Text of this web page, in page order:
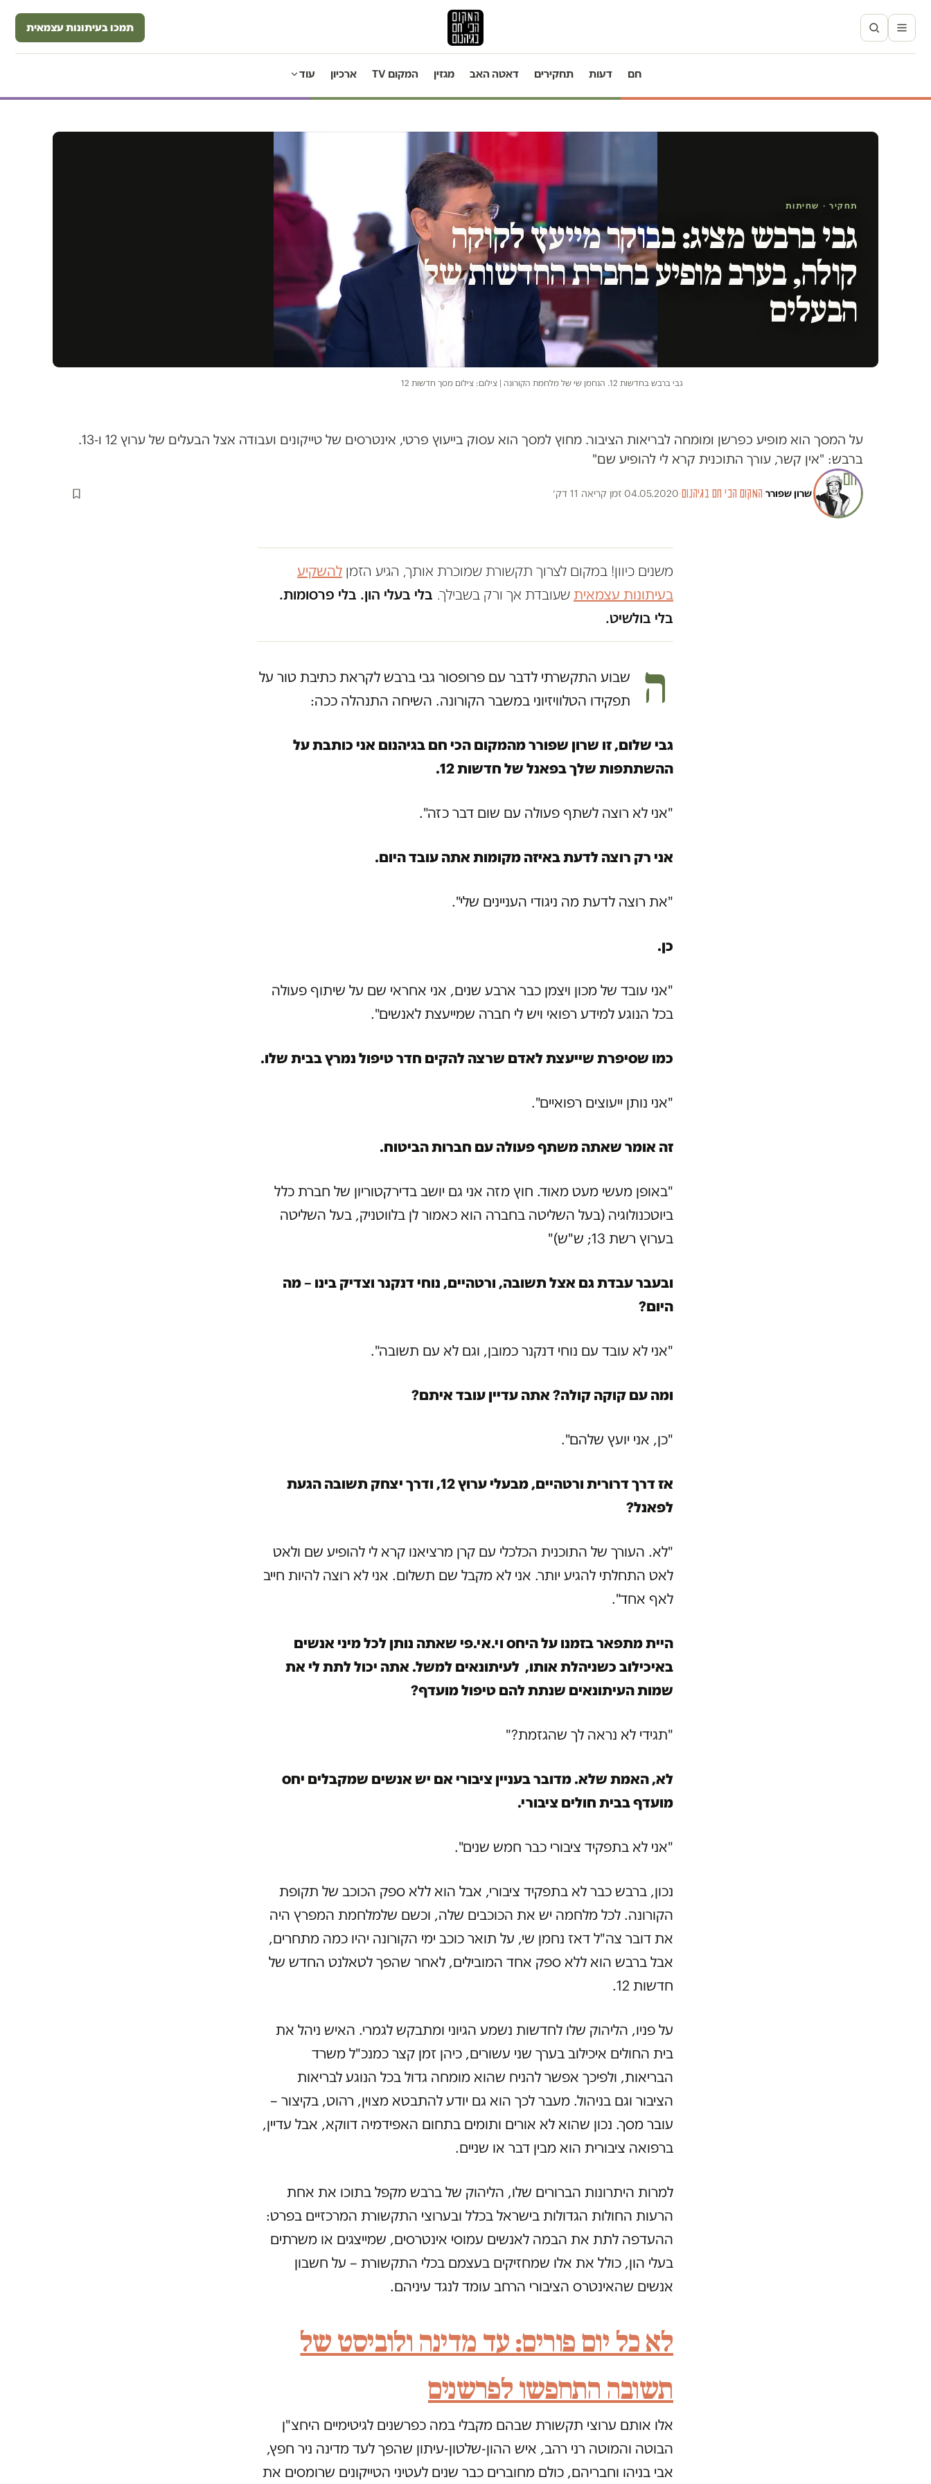
תמכו בעיתונות עצמאית
חם דעות תחקירים דאטה האב מגזין המקום TV ארכיון עוד
תחקיר · שחיתות
גבי ברבש מציג: בבוקר מייעץ לקוקה
קולה, בערב מופיע בחברת החדשות של
הבעלים
גבי ברבש בחדשות 12. הנחמן שי של מלחמת הקורונה | צילום: צילום מסך חדשות 12
על המסך הוא מופיע כפרשן ומומחה לבריאות הציבור. מחוץ למסך הוא עסוק בייעוץ פרטי, אינטרסים של טייקונים ועבודה אצל הבעלים של ערוץ 12 ו-13.
ברבש: "אין קשר, עורך התוכנית קרא לי להופיע שם"
שרון שפורר·המקום הכי חם בגיהנום·
04.05.2020
·זמן קריאה 11 דק׳
משנים כיוון! במקום לצרוך תקשורת שמוכרת אותך, הגיע הזמן להשקיע
בעיתונות עצמאית שעובדת אך ורק בשבילך. בלי בעלי הון. בלי פרסומות.
בלי בולשיט.
ה
שבוע התקשרתי לדבר עם פרופסור גבי ברבש לקראת כתיבת טור על
תפקידו הטלוויזיוני במשבר הקורונה. השיחה התנהלה ככה:
גבי שלום, זו שרון שפורר מהמקום הכי חם בגיהנום אני כותבת על
ההשתתפות שלך בפאנל של חדשות 12.
"אני לא רוצה לשתף פעולה עם שום דבר כזה".
אני רק רוצה לדעת באיזה מקומות אתה עובד היום.
"את רוצה לדעת מה ניגודי העניינים שלי".
כן.
"אני עובד של מכון ויצמן כבר ארבע שנים, אני אחראי שם על שיתוף פעולה
בכל הנוגע למידע רפואי ויש לי חברה שמייעצת לאנשים".
כמו שסיפרת שייעצת לאדם שרצה להקים חדר טיפול נמרץ בבית שלו.
"אני נותן ייעוצים רפואיים".
זה אומר שאתה משתף פעולה עם חברות הביטוח.
"באופן מעשי מעט מאוד. חוץ מזה אני גם יושב בדירקטוריון של חברת כלל
ביוטכנולוגיה (בעל השליטה בחברה הוא כאמור לן בלווטניק, בעל השליטה
בערוץ רשת 13; ש"ש)"
ובעבר עבדת גם אצל תשובה, ורטהיים, נוחי דנקנר וצדיק בינו – מה
היום?
"אני לא עובד עם נוחי דנקנר כמובן, וגם לא עם תשובה".
ומה עם קוקה קולה? אתה עדיין עובד איתם?
"כן, אני יועץ שלהם".
אז דרך דרורית ורטהיים, מבעלי ערוץ 12, ודרך יצחק תשובה הגעת
לפאנל?
"לא. העורך של התוכנית הכלכלי עם קרן מרציאנו קרא לי להופיע שם ולאט
לאט התחלתי להגיע יותר. אני לא מקבל שם תשלום. אני לא רוצה להיות חייב
לאף אחד".
היית מתפאר בזמנו על היחס וי.אי.פי שאתה נותן לכל מיני אנשים
באיכילוב כשניהלת אותו, לעיתונאים למשל. אתה יכול לתת לי את
שמות העיתונאים שנתת להם טיפול מועדף?
"תגידי לא נראה לך שהגזמת?"
לא, האמת שלא. מדובר בעניין ציבורי אם יש אנשים שמקבלים יחס
מועדף בבית חולים ציבורי.
"אני לא בתפקיד ציבורי כבר חמש שנים".
נכון, ברבש כבר לא בתפקיד ציבורי, אבל הוא ללא ספק הכוכב של תקופת
הקורונה. לכל מלחמה יש את הכוכבים שלה, וכשם שלמלחמת המפרץ היה
את דובר צה"ל דאז נחמן שי, על תואר כוכב ימי הקורונה יהיו כמה מתחרים,
אבל ברבש הוא ללא ספק אחד המובילים, לאחר שהפך לטאלנט החדש של
חדשות 12.
על פניו, הליהוק שלו לחדשות נשמע הגיוני ומתבקש לגמרי. האיש ניהל את
בית החולים איכילוב בערך שני עשורים, כיהן זמן קצר כמנכ"ל משרד
הבריאות, ולפיכך אפשר להניח שהוא מומחה גדול בכל הנוגע לבריאות
הציבור וגם בניהול. מעבר לכך הוא גם יודע להתבטא מצוין, רהוט, בקיצור –
עובר מסך. נכון שהוא לא אורים ותומים בתחום האפידמיה דווקא, אבל עדיין,
ברפואה ציבורית הוא מבין דבר או שניים.
למרות היתרונות הברורים שלו, הליהוק של ברבש מקפל בתוכו את אחת
הרעות החולות הגדולות בישראל בכלל ובערוצי התקשורת המרכזיים בפרט:
ההעדפה לתת את הבמה לאנשים עמוסי אינטרסים, שמייצגים או משרתים
בעלי הון, כולל את אלו שמחזיקים בעצמם בכלי התקשורת – על חשבון
אנשים שהאינטרס הציבורי הרחב עומד לנגד עיניהם.
לא כל יום פורים: עד מדינה ולוביסט של
תשובה התחפשו לפרשנים
אלו אותם ערוצי תקשורת שבהם מקבלי במה כפרשנים לגיטימיים היחצ"ן
הבוטה והמוטה רני רהב, איש ההון-שלטון-עיתון שהפך לעד מדינה ניר חפץ,
אבי בניהו וחבריהם, כולם מחוברים כבר שנים לעטיני הטייקונים שרומסים את